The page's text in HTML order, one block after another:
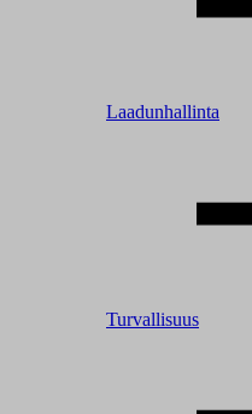
Laadunhallinta
Turvallisuus